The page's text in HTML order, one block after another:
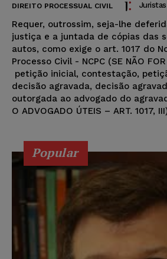
DIREITO PROCESSUAL CIVIL Juristas
Requer, outrossim, seja-lhe
justiça e a juntada de cópias das
autos, como exige o art. 1017 do
Processo Civil - NCPC (SE NÃO FOR
petição inicial, contestação,
decisão agravada, decisão
outorgada ao advogado do
O ADVOGADO ÚTEIS – ART. 1017,
Popular